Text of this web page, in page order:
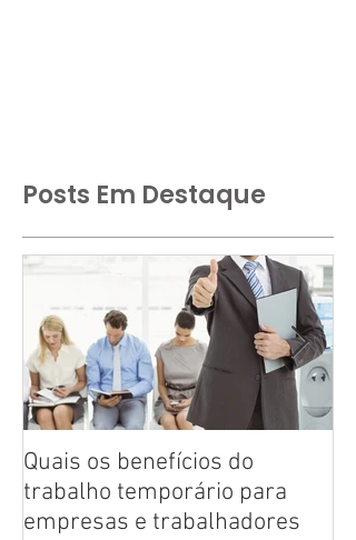
Posts Em Destaque
Quais os benefícios do
trabalho temporário para
empresas e trabalhadores